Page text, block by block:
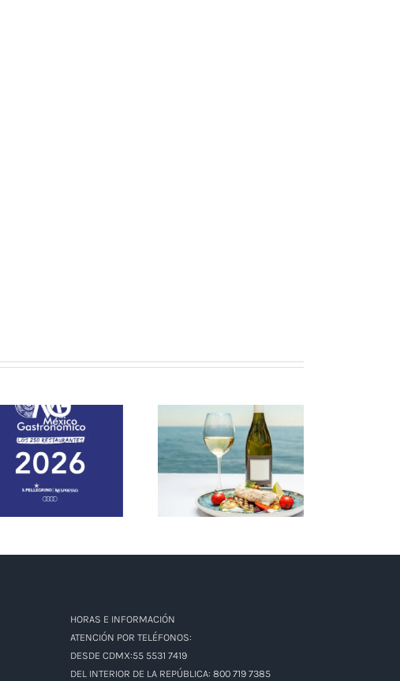
GUÍA MÉXICO
GASTRONÓMICO 2026
Vinos para Cuaresma:
Tintos y Rosados más
allá del vino blanco.
HORAS E INFORMACIÓN
ATENCIÓN POR TELÉFONOS:
DESDE CDMX:55 5531 7419
DEL INTERIOR DE LA REPÚBLICA: 800 719 7385